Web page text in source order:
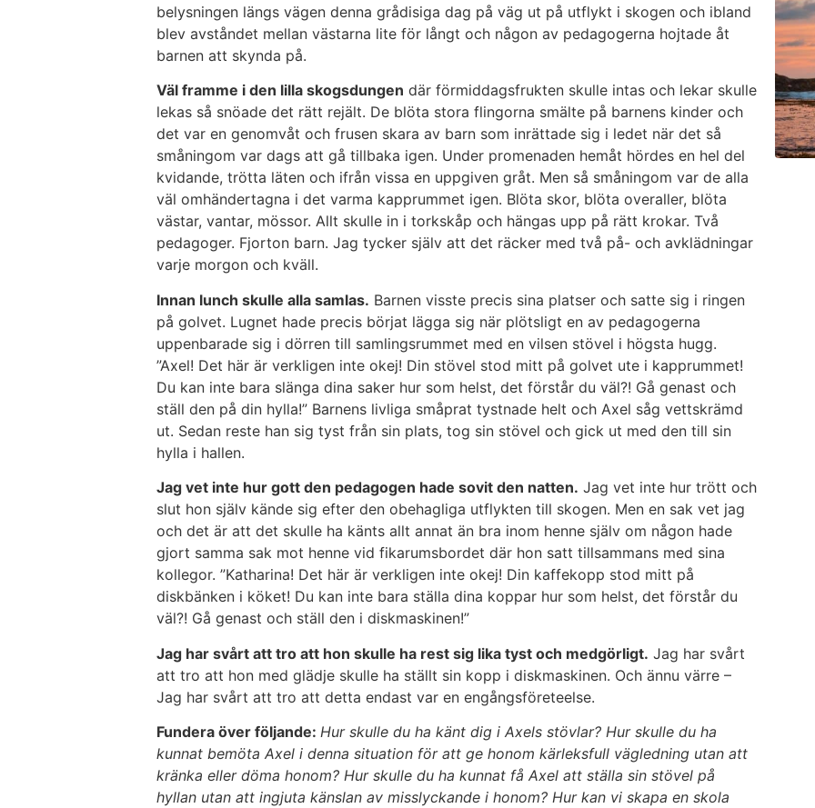
belysningen längs vägen denna grådisiga dag på väg ut på utflykt i skogen och ibland
blev avståndet mellan västarna lite för långt och någon av pedagogerna hojtade åt
barnen att skynda på.
Väl framme i den lilla skogsdungen där förmiddagsfrukten skulle intas och lekar skulle
lekas så snöade det rätt rejält. De blöta stora flingorna smälte på barnens kinder och
det var en genomvåt och frusen skara av barn som inrättade sig i ledet när det så
småningom var dags att gå tillbaka igen. Under promenaden hemåt hördes en hel del
kvidande, trötta läten och ifrån vissa en uppgiven gråt. Men så småningom var de alla
väl omhändertagna i det varma kapprummet igen. Blöta skor, blöta overaller, blöta
västar, vantar, mössor. Allt skulle in i torkskåp och hängas upp på rätt krokar. Två
pedagoger. Fjorton barn. Jag tycker själv att det räcker med två på- och avklädningar
varje morgon och kväll.
Innan lunch skulle alla samlas. Barnen visste precis sina platser och satte sig i ringen
på golvet. Lugnet hade precis börjat lägga sig när plötsligt en av pedagogerna
uppenbarade sig i dörren till samlingsrummet med en vilsen stövel i högsta hugg.
”Axel! Det här är verkligen inte okej! Din stövel stod mitt på golvet ute i kapprummet!
Du kan inte bara slänga dina saker hur som helst, det förstår du väl?! Gå genast och
ställ den på din hylla!” Barnens livliga småprat tystnade helt och Axel såg vettskrämd
ut. Sedan reste han sig tyst från sin plats, tog sin stövel och gick ut med den till sin
hylla i hallen.
Jag vet inte hur gott den pedagogen hade sovit den natten. Jag vet inte hur trött och
slut hon själv kände sig efter den obehagliga utflykten till skogen. Men en sak vet jag
och det är att det skulle ha känts allt annat än bra inom henne själv om någon hade
gjort samma sak mot henne vid fikarumsbordet där hon satt tillsammans med sina
kollegor. ”Katharina! Det här är verkligen inte okej! Din kaffekopp stod mitt på
diskbänken i köket! Du kan inte bara ställa dina koppar hur som helst, det förstår du
väl?! Gå genast och ställ den i diskmaskinen!”
Jag har svårt att tro att hon skulle ha rest sig lika tyst och medgörligt. Jag har svårt
att tro att hon med glädje skulle ha ställt sin kopp i diskmaskinen. Och ännu värre –
Jag har svårt att tro att detta endast var en engångsföreteelse.
Fundera över följande: Hur skulle du ha känt dig i Axels stövlar? Hur skulle du ha
kunnat bemöta Axel i denna situation för att ge honom kärleksfull vägledning utan att
kränka eller döma honom? Hur skulle du ha kunnat få Axel att ställa sin stövel på
hyllan utan att ingjuta känslan av misslyckande i honom? Hur kan vi skapa en skola